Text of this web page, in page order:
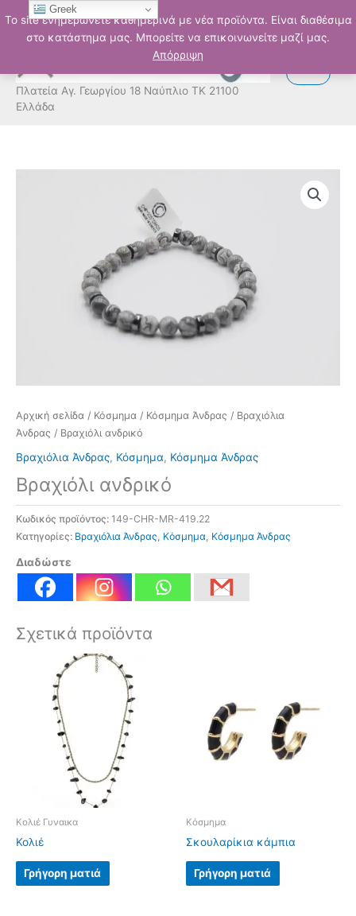
Το site ενημερώνετε καθημερινά με νέα προϊόντα. Είναι διαθέσιμα
στο κατάστημα μας. Μπορείτε να επικοινωνείτε μαζί μας.
Απόρριψη
Μετάβαση
στο
περιεχόμενο
Πλατεία Αγ. Γεωργίου 18 Ναύπλιο ΤΚ 21100
Ελλάδα
Αρχική σελίδα / Κόσμημα / Κόσμημα Άνδρας / Βραχιόλια
Άνδρας / Βραχιόλι ανδρικό
Βραχιόλια Άνδρας, Κόσμημα, Κόσμημα Άνδρας
Βραχιόλι ανδρικό
Κωδικός προϊόντος: 149-CHR-MR-419.22
Κατηγορίες: Βραχιόλια Άνδρας, Κόσμημα, Κόσμημα Άνδρας
Διαδώστε
Σχετικά προϊόντα
Κολιέ Γυναικα
Κολιέ
Γρήγορη ματιά
Κόσμημα
Σκουλαρίκια κάμπια
Γρήγορη ματιά
Greek